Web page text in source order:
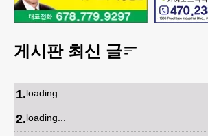
게시판 최신 글
1.loading...
2.loading...